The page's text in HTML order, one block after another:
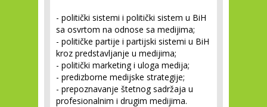
- politički sistemi i politički sistem u BiH
sa osvrtom na odnose sa medijima;
- političke partije i partijski sistemi u BiH
kroz predstavljanje u medijima;
- politički marketing i uloga medija;
- predizborne medijske strategije;
- prepoznavanje štetnog sadržaja u
profesionalnim i drugim medijima.